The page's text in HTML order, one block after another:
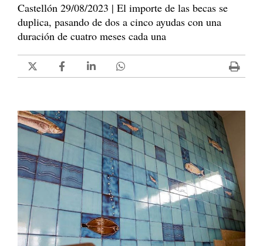
Castellón 29/08/2023 | El importe de las becas se
duplica, pasando de dos a cinco ayudas con una
duración de cuatro meses cada una